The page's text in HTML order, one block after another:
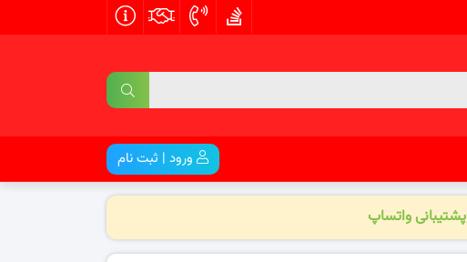
ورود | ثبت نام
پشتیبانی واتساپ